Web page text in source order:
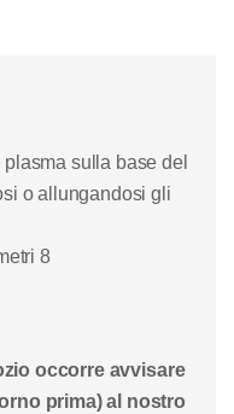
sulla base del
o allungandosi gli
8
occorre avvisare
prima) al nostro